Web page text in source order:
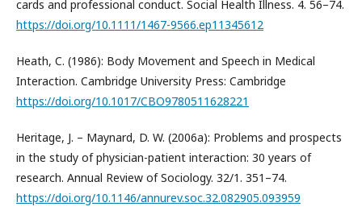
cards and professional conduct. Social Health Illness. 4. 56–74.
https://doi.org/10.1111/1467-9566.ep11345612
Heath, C. (1986): Body Movement and Speech in Medical
Interaction. Cambridge University Press: Cambridge
https://doi.org/10.1017/CBO9780511628221
Heritage, J. – Maynard, D. W. (2006a): Problems and prospects
in the study of physician-patient interaction: 30 years of
research. Annual Review of Sociology. 32/1. 351–74.
https://doi.org/10.1146/annurev.soc.32.082905.093959